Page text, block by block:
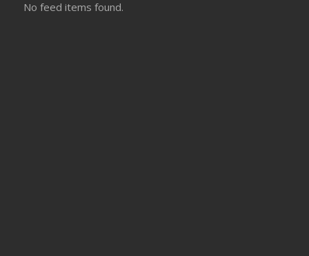
No feed items found.